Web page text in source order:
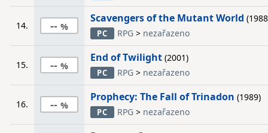
14. --
Scavengers of the Mutant World
PC RPG > nezařazeno
15. --
End of Twilight (2001)
PC RPG > nezařazeno
16. --
Prophecy: The Fall of Trinadon (1989)
PC RPG > nezařazeno